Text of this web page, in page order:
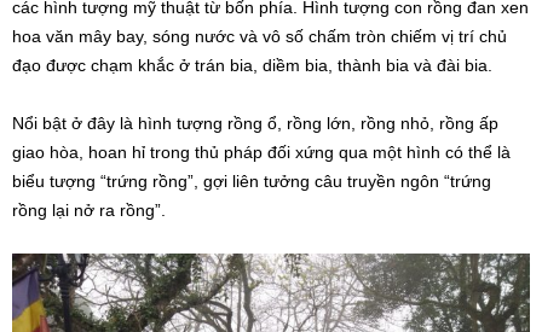
các hình tượng mỹ thuật từ bốn phía. Hình tượng con rồng đan xen
hoa văn mây bay, sóng nước và vô số chấm tròn chiếm vị trí chủ
đạo được chạm khắc ở trán bia, diềm bia, thành bia và đài bia.
Nổi bật ở đây là hình tượng rồng ổ, rồng lớn, rồng nhỏ, rồng ấp
giao hòa, hoan hỉ trong thủ pháp đối xứng qua một hình có thể là
biểu tượng “trứng rồng”, gợi liên tưởng câu truyền ngôn “trứng
rồng lại nở ra rồng”.